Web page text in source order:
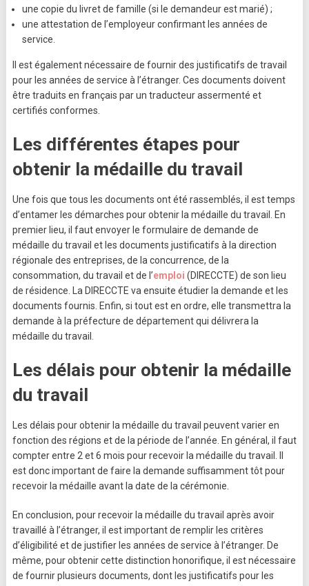
une copie du livret de famille (si le demandeur est marié) ;
une attestation de l’employeur confirmant les années de
service.
Il est également nécessaire de fournir des justificatifs de travail
pour les années de service à l’étranger. Ces documents doivent
être traduits en français par un traducteur assermenté et
certifiés conformes.
Les différentes étapes pour
obtenir la médaille du travail
Une fois que tous les documents ont été rassemblés, il est temps
d’entamer les démarches pour obtenir la médaille du travail. En
premier lieu, il faut envoyer le formulaire de demande de
médaille du travail et les documents justificatifs à la direction
régionale des entreprises, de la concurrence, de la
consommation, du travail et de l’emploi (DIRECCTE) de son lieu
de résidence. La DIRECCTE va ensuite étudier la demande et les
documents fournis. Enfin, si tout est en ordre, elle transmettra la
demande à la préfecture de département qui délivrera la
médaille du travail.
Les délais pour obtenir la médaille
du travail
Les délais pour obtenir la médaille du travail peuvent varier en
fonction des régions et de la période de l’année. En général, il faut
compter entre 2 et 6 mois pour recevoir la médaille du travail. Il
est donc important de faire la demande suffisamment tôt pour
recevoir la médaille avant la date de la cérémonie.
En conclusion, pour recevoir la médaille du travail après avoir
travaillé à l’étranger, il est important de remplir les critères
d’éligibilité et de justifier les années de service à l’étranger. De
même, pour obtenir cette distinction honorifique, il est nécessaire
de fournir plusieurs documents, dont les justificatifs pour les